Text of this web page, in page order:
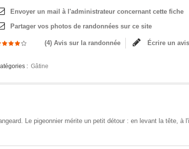
Envoyer un mail à l'administrateur concernant cette fiche
Partager vos photos de randonnées sur ce site
(4) Avis sur la randonnée Écrire un avis
: Gâtine
Le pigeonnier mérite un petit détour : en levant la tête, à